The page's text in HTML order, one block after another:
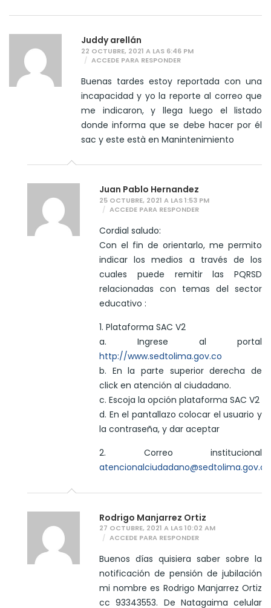
Juddy arellán
22 OCTUBRE, 2021 A LAS 6:46 PM
ACCEDE PARA RESPONDER
Buenas tardes estoy reportada con una
incapacidad y yo la reporte al correo que
me indicaron, y llega luego el listado
donde informa que se debe hacer por él
sac y este està en Manintenimiento
Juan Pablo Hernandez
25 OCTUBRE, 2021 A LAS 1:53 PM
ACCEDE PARA RESPONDER
Cordial saludo:
Con el fin de orientarlo, me permito
indicar los medios a través de los
cuales puede remitir las PQRSD
relacionadas con temas del sector
educativo :
1. Plataforma SAC V2
a. Ingrese al portal
http://www.sedtolima.gov.co
b. En la parte superior derecha de
click en atención al ciudadano.
c. Escoja la opción plataforma SAC V2
d. En el pantallazo colocar el usuario y
la contraseña, y dar aceptar
2. Correo institucional
atencionalciudadano@sedtolima.gov.co
Rodrigo Manjarrez Ortiz
27 OCTUBRE, 2021 A LAS 10:02 AM
ACCEDE PARA RESPONDER
Buenos días quisiera saber sobre la
notificación de pensión de jubilación
mi nombre es Rodrigo Manjarrez Ortiz
cc 93343553. De Natagaima celular